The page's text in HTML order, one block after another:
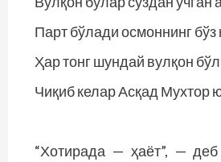
Парт бўлади осмоннинг бўз
Ҳар тонг шундай вулқон
Чиқиб келар Асқад Мухтор
“Хотирада — ҳаёт”, —